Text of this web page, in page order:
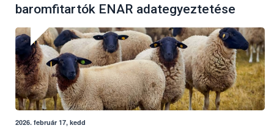
baromfitartók ENAR adategyeztetése
2026. február 17, kedd